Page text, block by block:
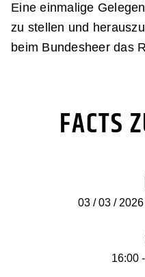
Eine einmalige
zu stellen und
beim Bundesheer das
FACTS
03 / 03 /
16:00